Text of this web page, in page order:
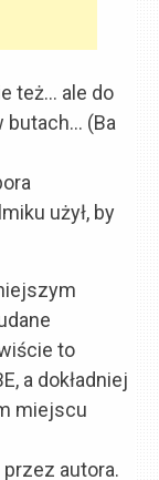
też… ale do
butach… (Ba
użył, by
to
a dokładniej
miejscu
autora.